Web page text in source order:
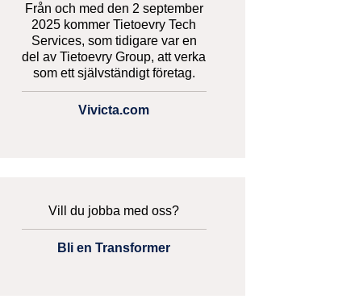
Från och med den 2 september
2025 kommer Tietoevry Tech
Services, som tidigare var en
del av Tietoevry Group, att verka
som ett självständigt företag.
Vivicta.com
Vill du jobba med oss?
Bli en Transformer